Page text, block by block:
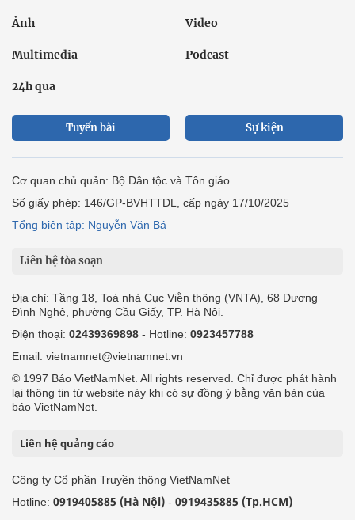
Ảnh Video
Multimedia Podcast
24h qua
Tuyến bài Sự kiện
Cơ quan chủ quản: Bộ Dân tộc và Tôn giáo
Số giấy phép: 146/GP-BVHTTDL, cấp ngày 17/10/2025
Tổng biên tập: Nguyễn Văn Bá
Liên hệ tòa soạn
Địa chỉ: Tầng 18, Toà nhà Cục Viễn thông (VNTA), 68 Dương
Đình Nghệ, phường Cầu Giấy, TP. Hà Nội.
Điện thoại: 02439369898 - Hotline: 0923457788
Email: vietnamnet@vietnamnet.vn
© 1997 Báo VietNamNet. All rights reserved. Chỉ được phát hành
lại thông tin từ website này khi có sự đồng ý bằng văn bản của
báo VietNamNet.
Liên hệ quảng cáo
Công ty Cổ phần Truyền thông VietNamNet
Hotline: 0919405885 (Hà Nội) - 0919435885 (Tp.HCM)